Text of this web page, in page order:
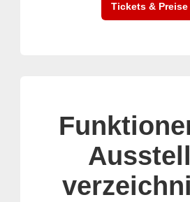
Tickets & Preise